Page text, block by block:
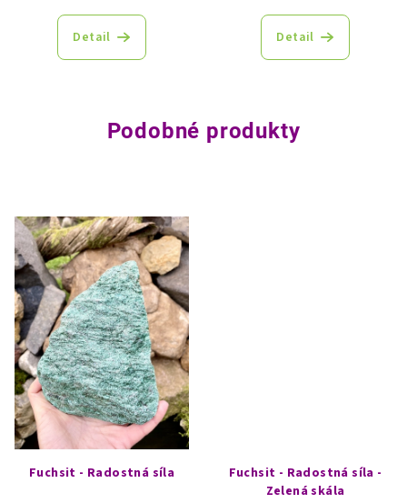
Detail Detail
Podobné produkty
Fuchsit - Radostná síla
Fuchsit - Radostná síla -
Zelená skála